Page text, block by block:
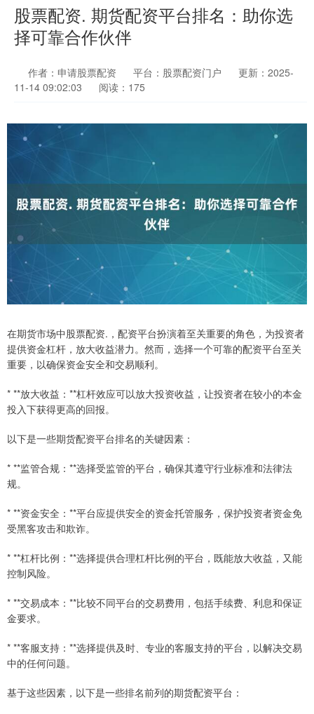
股票配资. 期货配资平台排名：助你选
择可靠合作伙伴
作者：申请股票配资 平台：股票配资门户
更新：2025-
11-14 09:02:03
阅读：175
在期货市场中股票配资.，配资平台扮演着至关重要的角色，为投资者
提供资金杠杆，放大收益潜力。然而，选择一个可靠的配资平台至关
重要，以确保资金安全和交易顺利。
* **放大收益：**杠杆效应可以放大投资收益，让投资者在较小的本金
投入下获得更高的回报。
以下是一些期货配资平台排名的关键因素：
* **监管合规：**选择受监管的平台，确保其遵守行业标准和法律法
规。
* **资金安全：**平台应提供安全的资金托管服务，保护投资者资金免
受黑客攻击和欺诈。
* **杠杆比例：**选择提供合理杠杆比例的平台，既能放大收益，又能
控制风险。
* **交易成本：**比较不同平台的交易费用，包括手续费、利息和保证
金要求。
* **客服支持：**选择提供及时、专业的客服支持的平台，以解决交易
中的任何问题。
基于这些因素，以下是一些排名前列的期货配资平台：